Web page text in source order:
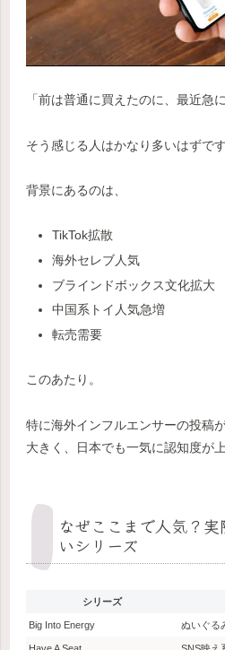
「前は普通に買えたのに、最近急
そう感じる人はかなり多いはずです
背景にあるのは、
TikTok拡散
海外セレブ人気
ブラインドボックス文化拡大
中国系トイ人気急増
転売需要
このあたり。
特に海外インフルエンサーの投稿
大きく、日本でも一気に認知度が
なぜここまで人気？
いシリーズ
シリーズ
Big Into Energy ぬいぐる